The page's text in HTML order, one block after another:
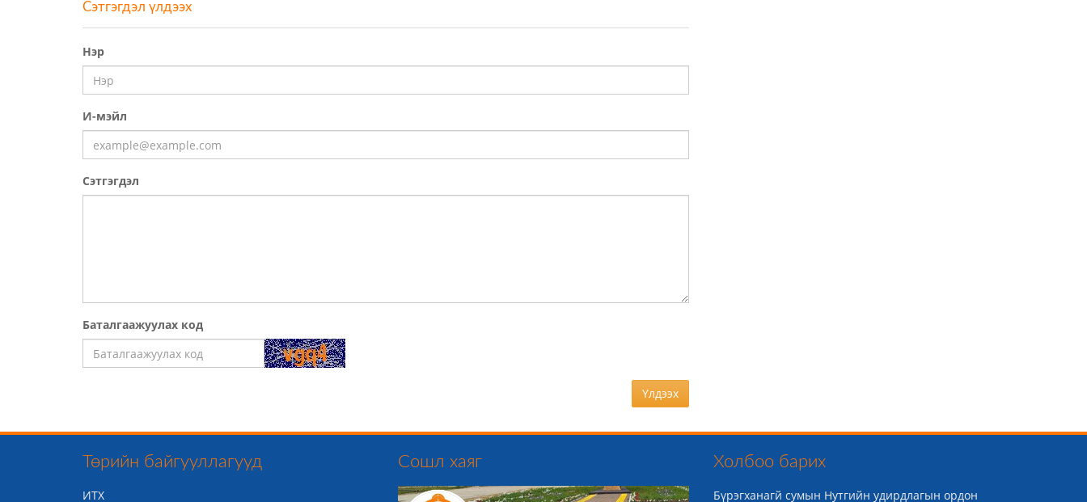
Сэтгэгдэл үлдээх
Нэр
И-мэйл
Сэтгэгдэл
Баталгаажуулах код
Үлдээх
Төрийн байгууллагууд
ИТХ
Сошл хаяг Холбоо барих
Бүрэгханагй сумын Нутгийн удирдлагын ордон